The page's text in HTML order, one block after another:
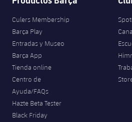
Culers Membership
Barça Play
Entradas y Museo
Barça App
Tienda online
Centro de
Ayuda/FAQs
Hazte Beta Tester
Black Friday